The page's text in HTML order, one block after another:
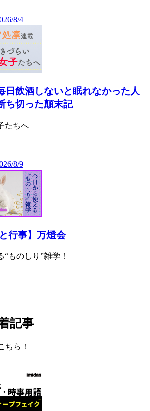
8/4
日飲酒しないと眠れなかった人
ち切った顛末記
たちへ
8/9
行事】万燈会
ものしり”雑学！
記事
ちら！